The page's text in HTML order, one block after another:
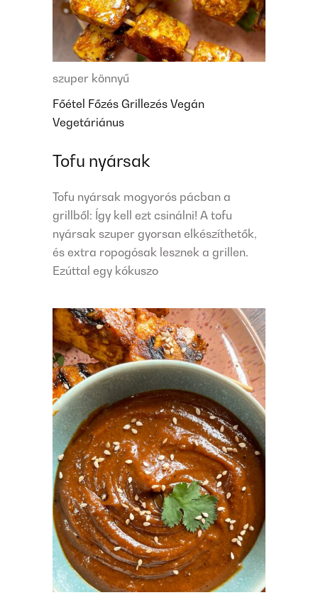
szuper könnyű
Főétel Főzés Grillezés Vegán
Vegetáriánus
Tofu nyársak
Tofu nyársak mogyorós pácban a
grillből: Így kell ezt csinálni! A tofu
nyársak szuper gyorsan elkészíthetők,
és extra ropogósak lesznek a grillen.
Ezúttal egy kókuszo